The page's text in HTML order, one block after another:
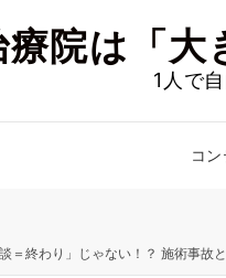
療院は「大
1人で
コ
談＝終わり」じゃない！？ 施術事故